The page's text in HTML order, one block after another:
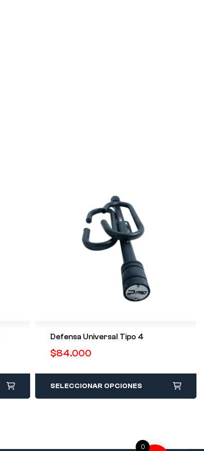
Defensa Universal Tipo 4
$84.000
SELECCIONAR OPCIONES
0